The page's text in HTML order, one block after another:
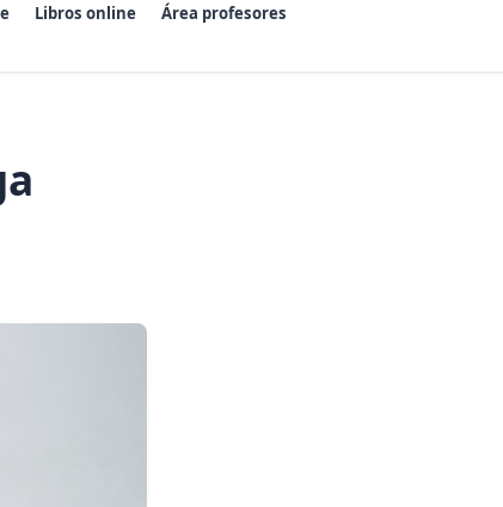
Libros online Área profesores